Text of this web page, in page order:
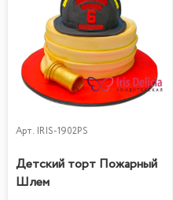
Арт. IRIS-1902PS
Детский торт Пожарный
Шлем